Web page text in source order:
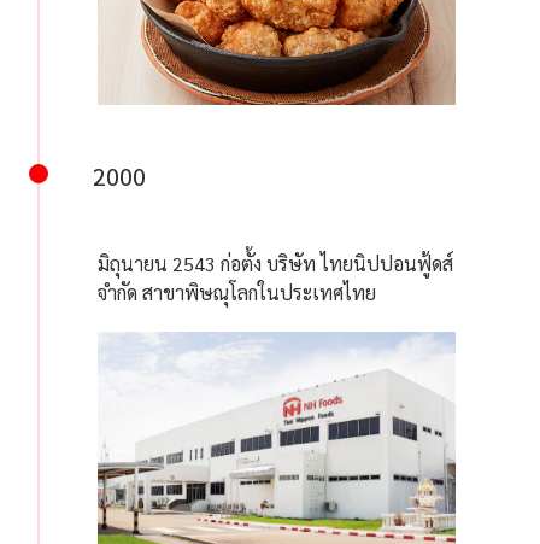
มิถุนายน 2543 ก่อตั้ง บริษัท ไทยนิปปอนฟู้ดส์
จำกัด สาขาพิษณุโลกในประเทศไทย
2000